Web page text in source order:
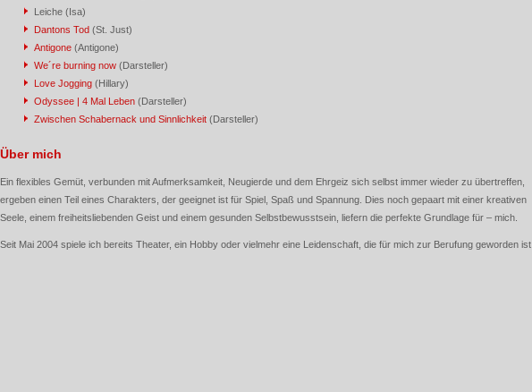
Leiche (Isa)
Dantons Tod (St. Just)
Antigone (Antigone)
We´re burning now (Darsteller)
Love Jogging (Hillary)
Odyssee | 4 Mal Leben (Darsteller)
Zwischen Schabernack und Sinnlichkeit (Darsteller)
Über mich
Ein flexibles Gemüt, verbunden mit Aufmerksamkeit, Neugierde und dem Ehrgeiz sich selbst immer wieder zu übertreffen,
ergeben einen Teil eines Charakters, der geeignet ist für Spiel, Spaß und Spannung. Dies noch gepaart mit einer kreativen
Seele, einem freiheitsliebenden Geist und einem gesunden Selbstbewusstsein, liefern die perfekte Grundlage für – mich.
Seit Mai 2004 spiele ich bereits Theater, ein Hobby oder vielmehr eine Leidenschaft, die für mich zur Berufung geworden ist.